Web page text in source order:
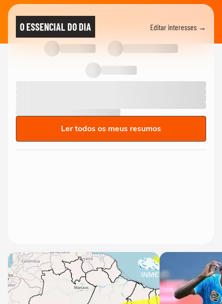
O ESSENCIAL DO DIA Editar interesses →
Ler todos os meus resumos